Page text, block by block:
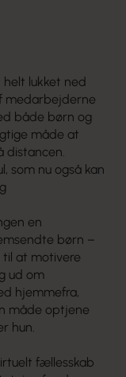
lukket ned
medarbejderne
både børn og
måde at
distancen.
som nu også kan
en
børn –
at motivere
ud om
hjemmefra,
måde optjene
hun.
fællesskab